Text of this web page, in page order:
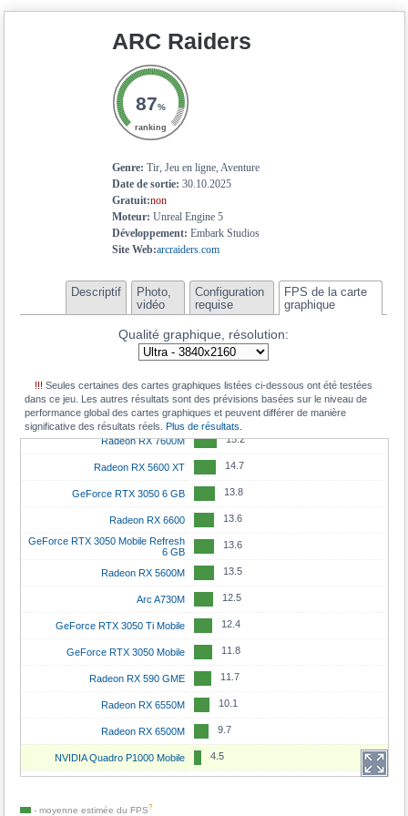
ARC Raiders
87%
ranking
Genre: Tir, Jeu en ligne, Aventure
Date de sortie: 30.10.2025
Gratuit:non
Moteur: Unreal Engine 5
Développement: Embark Studios
Site Web:arcraiders.com
Descriptif
Photo,
vidéo
Configuration
requise
FPS de la carte
graphique
Qualité graphique, résolution:
!!! Seules certaines des cartes graphiques listées ci-dessous ont été testées
dans ce jeu. Les autres résultats sont des prévisions basées sur le niveau de
performance global des cartes graphiques et peuvent différer de manière
significative des résultats réels.Plus de résultats.
GeForce RTX 2080 Super Max-Q 18.5
Radeon RX 7600S
GeForce RTX 5050 Mobile
Radeon RX 6700M
GeForce RTX 3050 17.8
Arc A770M
Radeon RX 6650 XT 17.7
Radeon RX 6600M
GeForce RTX 3060 Mobile 17.5
Radeon RX 7600M XT 17.1
Radeon RX 7700S 16.9
Radeon RX 6600 XT 16.9
Radeon RX 6650M 15.4
GeForce RTX 2060 Max-Q 15.3
Radeon RX 7600M 15.2
Radeon RX 5600 XT 14.7
GeForce RTX 3050 6 GB 13.8
Radeon RX 6600 13.6
GeForce RTX 3050 Mobile Refresh
6 GB
13.6
Radeon RX 5600M 13.5
Arc A730M 12.5
GeForce RTX 3050 Ti Mobile 12.4
GeForce RTX 3050 Mobile 11.8
Radeon RX 590 GME 11.7
Radeon RX 6550M 10.1
Radeon RX 6500M 9.7
NVIDIA Quadro P1000 Mobile 4.5
- moyenne estimée du FPS?